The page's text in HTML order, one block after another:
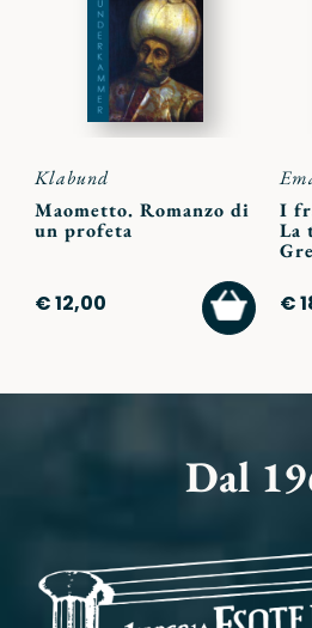
Klabund
Maometto. Romanzo di
un profeta
€ 12,00
AL
CARRELLO
I
La
€
Dal